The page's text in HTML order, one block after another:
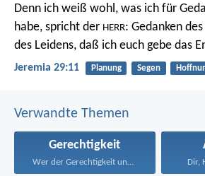
Denn ich weiß wohl, was ich für
habe, spricht der HERR: Gedanken
des Leidens, daß ich euch gebe das
Jeremia 29:11 Planung Segen
Verwandte Themen
Gerechtigkeit
Wer der Gerechtigkeit und... Dir,